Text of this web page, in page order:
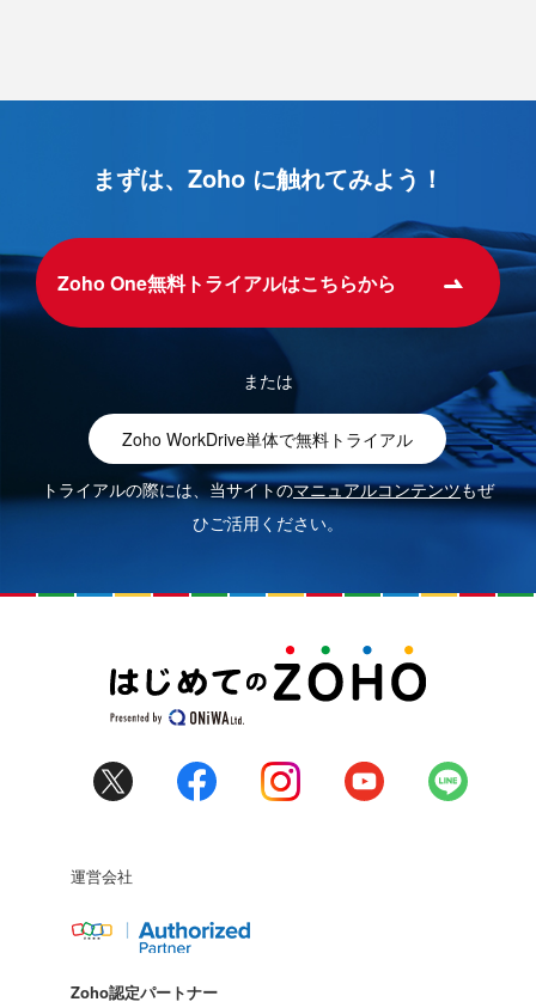
まずは、Zoho に触れてみよう！
Zoho One無料トライアルはこちらから
または
Zoho WorkDrive単体で無料トライアル
トライアルの際には、当サイトのマニュアルコンテンツもぜ
ひご活用ください。
運営会社
Zoho認定パートナー